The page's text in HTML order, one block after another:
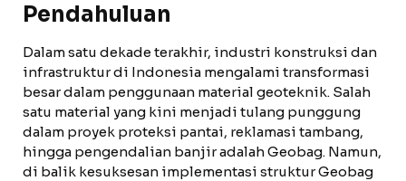
Pendahuluan
Dalam satu dekade terakhir, industri konstruksi dan
infrastruktur di Indonesia mengalami transformasi
besar dalam penggunaan material geoteknik. Salah
satu material yang kini menjadi tulang punggung
dalam proyek proteksi pantai, reklamasi tambang,
hingga pengendalian banjir adalah Geobag. Namun,
di balik kesuksesan implementasi struktur Geobag